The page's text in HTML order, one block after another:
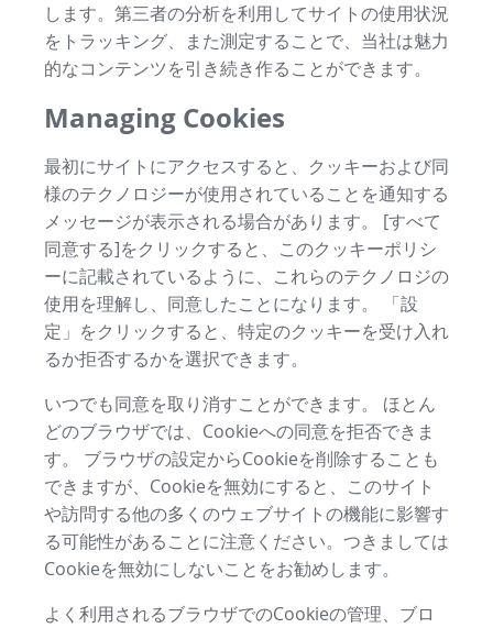
します。第三者の分析を利用してサイトの使用状況
をトラッキング、また測定することで、当社は魅力
的なコンテンツを引き続き作ることができます。
Managing Cookies
最初にサイトにアクセスすると、クッキーおよび同
様のテクノロジーが使用されていることを通知する
メッセージが表示される場合があります。 [すべて
同意する]をクリックすると、このクッキーポリシ
ーに記載されているように、これらのテクノロジの
使用を理解し、同意したことになります。 「設
定」をクリックすると、特定のクッキーを受け入れ
るか拒否するかを選択できます。
いつでも同意を取り消すことができます。 ほとん
どのブラウザでは、Cookieへの同意を拒否できま
す。 ブラウザの設定からCookieを削除することも
できますが、Cookieを無効にすると、このサイト
や訪問する他の多くのウェブサイトの機能に影響す
る可能性があることに注意ください。つきましては
Cookieを無効にしないことをお勧めします。
よく利用されるブラウザでのCookieの管理、ブロ